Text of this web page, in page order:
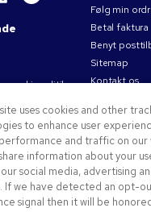
cookiepolitik
Følg min
Betal faktura
Benyt
Sitemap
Kontakt os
uses cookies and other
to enhance user
and traffic on our
information about your
social media, advertising
If we have detected an opt-
signal then it will be